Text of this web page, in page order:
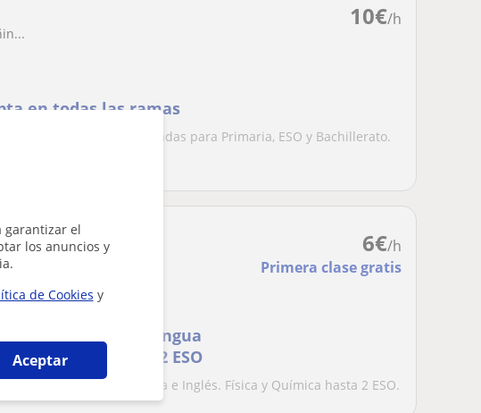
garantizar el
los anuncios y
de Cookies y
Aceptar
10€/h
en todas las ramas
Clases personalizadas para Primaria, ESO y Bachillerato.
6€/h
Primera clase gratis
También Lengua
y Química hasta 2 ESO
Lengua Castellana e Inglés. Física y Química hasta 2 ESO.